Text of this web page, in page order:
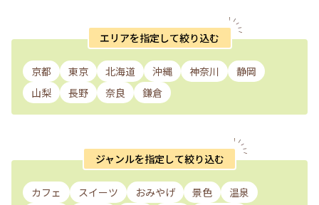
エリアを指定して絞り込む
京都 東京 北海道 沖縄 神奈川
静岡
山梨
長野 奈良 鎌倉
ジャンルを指定して絞り込む
カフェ スイーツ おみやげ 景色
温泉